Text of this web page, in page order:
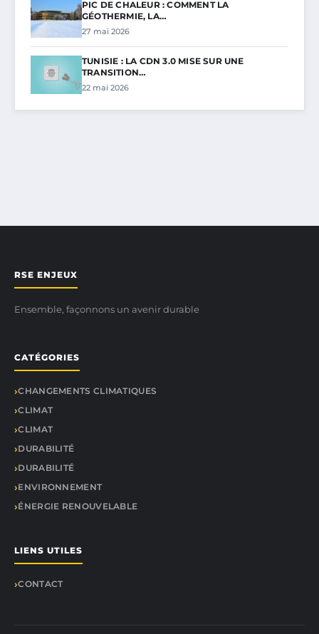
PIC DE CHALEUR : COMMENT LA
GÉOTHERMIE, LA…
27 mai 2026
TUNISIE : LA CDN 3.0 MISE SUR UNE
TRANSITION…
22 mai 2026
RSE ENJEUX
Ensemble, façonnons un avenir durable
CATÉGORIES
CHANGEMENTS CLIMATIQUES
CLIMAT
CLIMAT
DURABILITÉ
DURABILITÉ
ENVIRONNEMENT
ÉNERGIE RENOUVELABLE
LIENS UTILES
CONTACT